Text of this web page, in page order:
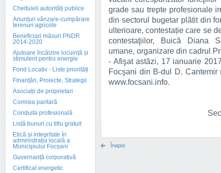
Cheltuieli autorități publice
Anunțuri vânzare-cumpărare
terenuri agricole
Beneficiari măsuri PNDR
2014-2020
Ajutoare încălzire locuință și
stimulent pentru energie
Fond Locativ - Liste priorități
Finanțări, Proiecte, Strategii
Asociații de proprietari
Comisia paritară
Conduita profesională
Listă bunuri cu titlu gratuit
Etică și integritate în
administrația locală a
Municipiului Focșani
Guvernanță corporativă
Certificat energetic
grade sau trepte profesionale
din sectorul bugetar plătit din
ulterioare, contestație care se
contestaţiilor, Buică Diana
umane, organizare din cadrul
- Afişat astăzi, 17 ianuarie
Focşani din B-dul D.
www.focsani.info.
Înapoi